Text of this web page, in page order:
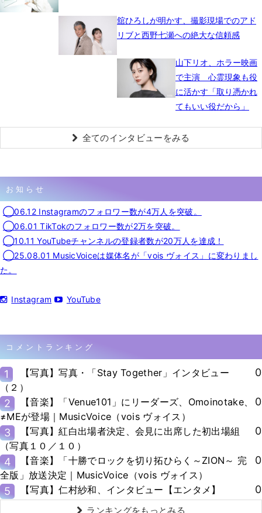
舘ひろしが明かす、撮影現場でのアド
リブと西野七瀬への絶大な信頼感
山下リオ、ホラー映画
で主演 心霊現象も役
に活かす「取り憑かれ
てもいい役だから」
全てのインタビューをみる
お知らせ
◯06.12 Instagramのフォロワー数が4万人を突破。
◯06.01 TikTokのフォロワー数が2万を突破。
◯10.11 YouTubeチャンネルの登録者数が20万人を達成！
◯25.08.01 MusicVoiceは媒体名が「vois ヴォイス」に変わりまし
た。
Instagram YouTube
コメントランキング
1
【写真】写真・「Stay Together」インタビュー
（２）
0
2
【音楽】「Venue101」にリーダーズ、Omoinotake、
≠MEが登場｜MusicVoice（vois ヴォイス）
0
3
【写真】紅白出場者決定、会見に出席した初出場組
（写真１０／１０）
0
4
【音楽】「十勝でロックを切り拓ひらく～ZION～ 完
全版」放送決定｜MusicVoice（vois ヴォイス）
0
5 【写真】仁村紗和、インタビュー【エンタメ】 0
ランキングをもっとみる